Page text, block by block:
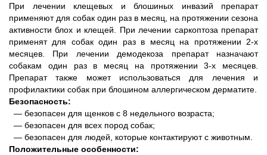
При лечении клещевых и блошиных инвазий препарат
применяют для собак один раз в месяц, на протяжении сезона
активности блох и клещей. При лечении саркоптоза препарат
применят для собак один раз в месяц на протяжении 2-х
месяцев. При лечении демодекоза препарат назначают
собакам один раз в месяц на протяжении 3-х месяцев.
Препарат также может использоваться для лечения и
профилактики собак при блошином аллергическом дерматите.
Безопасность:
― безопасен для щенков с 8 недельного возраста;
― безопасен для всех пород собак;
― безопасен для людей, которые контактируют с животным.
Положительные особенности: